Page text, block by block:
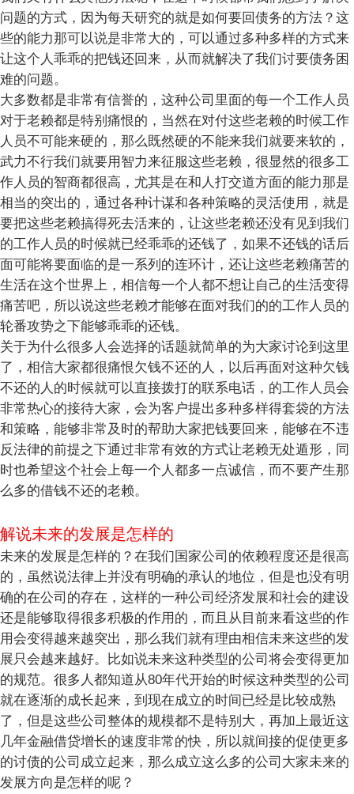
问题的方式，因为每天研究的就是如何要回债务的方法？这
些的能力那可以说是非常大的，可以通过多种多样的方式来
让这个人乖乖的把钱还回来，从而就解决了我们讨要债务困
难的问题。
大多数都是非常有信誉的，这种公司里面的每一个工作人员
对于老赖都是特别痛恨的，当然在对付这些老赖的时候工作
人员不可能来硬的，那么既然硬的不能来我们就要来软的，
武力不行我们就要用智力来征服这些老赖，很显然的很多工
作人员的智商都很高，尤其是在和人打交道方面的能力那是
相当的突出的，通过各种计谋和各种策略的灵活使用，就是
要把这些老赖搞得死去活来的，让这些老赖还没有见到我们
的工作人员的时候就已经乖乖的还钱了，如果不还钱的话后
面可能将要面临的是一系列的连环计，还让这些老赖痛苦的
生活在这个世界上，相信每一个人都不想让自己的生活变得
痛苦吧，所以说这些老赖才能够在面对我们的的工作人员的
轮番攻势之下能够乖乖的还钱。
关于为什么很多人会选择的话题就简单的为大家讨论到这里
了，相信大家都很痛恨欠钱不还的人，以后再面对这种欠钱
不还的人的时候就可以直接拨打的联系电话，的工作人员会
非常热心的接待大家，会为客户提出多种多样得套袋的方法
和策略，能够非常及时的帮助大家把钱要回来，能够在不违
反法律的前提之下通过非常有效的方式让老赖无处遁形，同
时也希望这个社会上每一个人都多一点诚信，而不要产生那
么多的借钱不还的老赖。
解说未来的发展是怎样的
未来的发展是怎样的？在我们国家公司的依赖程度还是很高
的，虽然说法律上并没有明确的承认的地位，但是也没有明
确的在公司的存在，这样的一种公司经济发展和社会的建设
还是能够取得很多积极的作用的，而且从目前来看这些的作
用会变得越来越突出，那么我们就有理由相信未来这些的发
展只会越来越好。比如说未来这种类型的公司将会变得更加
的规范。很多人都知道从80年代开始的时候这种类型的公司
就在逐渐的成长起来，到现在成立的时间已经是比较成熟
了，但是这些公司整体的规模都不是特别大，再加上最近这
几年金融借贷增长的速度非常的快，所以就间接的促使更多
的讨债的公司成立起来，那么成立这么多的公司大家未来的
发展方向是怎样的呢？